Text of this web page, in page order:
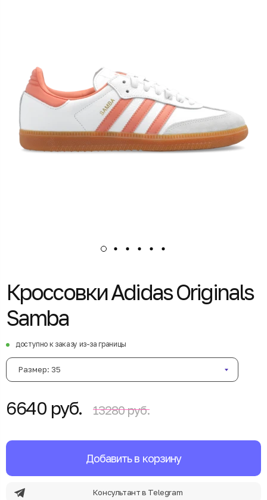
Кроссовки Adidas Originals
Samba
доступно к заказу из-за границы
Размер: 35
6640 руб. 13280 руб.
Добавить в корзину
Консультант в Telegram